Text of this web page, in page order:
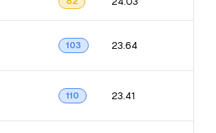
103 23.64
110 23.41